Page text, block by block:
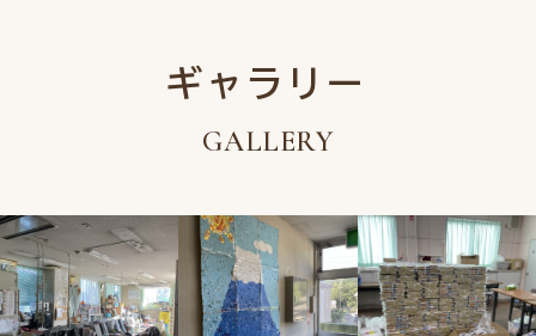
ギャラリー
GALLERY